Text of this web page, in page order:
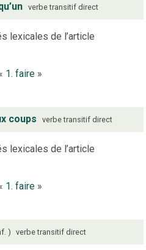
verbe transitif direct
lexicales de l’article
1. faire »
coups verbe transitif direct
lexicales de l’article
1. faire »
verbe transitif direct